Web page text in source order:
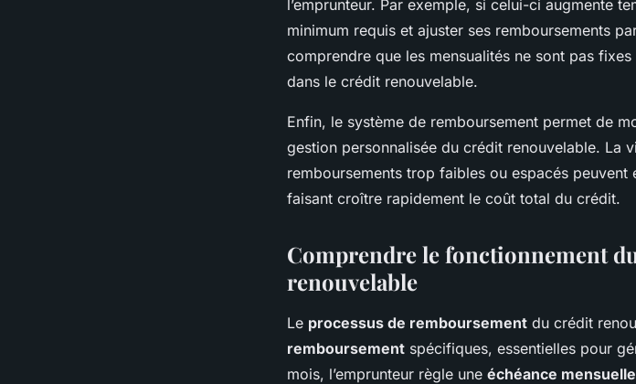
l’emprunteur. Par exemple, si celui-ci augmente
minimum requis et ajuster ses remboursements
comprendre que les mensualités ne sont pas
dans le crédit renouvelable.
Enfin, le système de remboursement permet de
gestion personnalisée du crédit renouvelable. La
remboursements trop faibles ou espacés
faisant croître rapidement le coût total du crédit.
Comprendre le fonctionnement
renouvelable
Le processus de remboursement du crédit
remboursement spécifiques, essentielles pour
mois, l’emprunteur règle une échéance mensuelle